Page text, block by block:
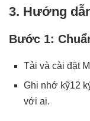
3. Hướng
Bước 1:
Tải và cài đặt
Ghi nhớ kỹ12
với ai.